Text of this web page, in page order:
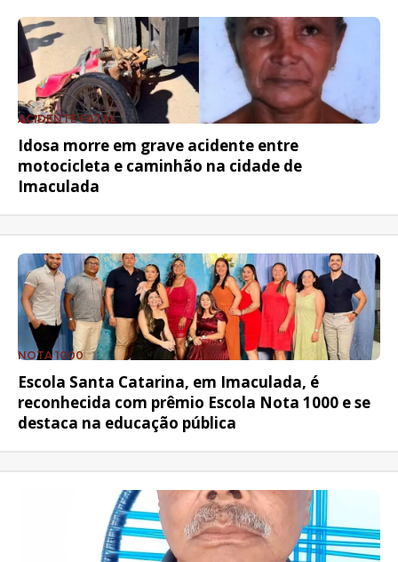
ACIDENTE FATAL
Idosa morre em grave acidente entre
motocicleta e caminhão na cidade de
Imaculada
NOTA 1000
Escola Santa Catarina, em Imaculada, é
reconhecida com prêmio Escola Nota 1000 e se
destaca na educação pública